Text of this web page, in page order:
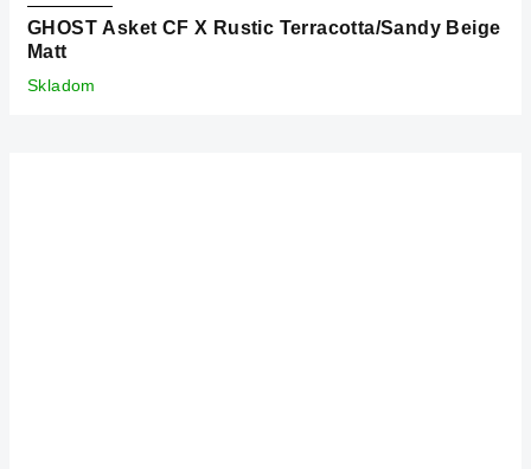
GHOST Asket CF X Rustic Terracotta/Sandy Beige
Matt
Skladom